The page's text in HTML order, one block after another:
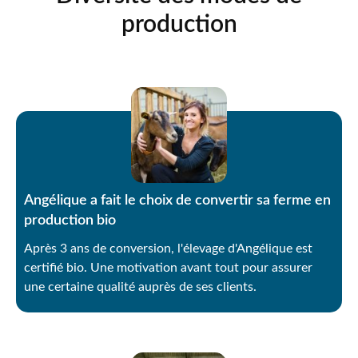
production
Angélique a fait le choix de convertir sa ferme en
production bio
Après 3 ans de conversion, l'élevage d'Angélique est
certifié bio. Une motivation avant tout pour assurer
une certaine qualité auprès de ses clients.